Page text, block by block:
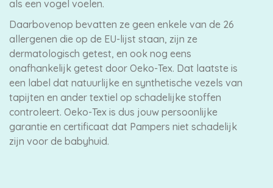
als een vogel voelen.
Daarbovenop bevatten ze geen enkele van de 26
allergenen die op de EU-lijst staan, zijn ze
dermatologisch getest, en ook nog eens
onafhankelijk getest door Oeko-Tex. Dat laatste is
een label dat natuurlijke en synthetische vezels van
tapijten en ander textiel op schadelijke stoffen
controleert. Oeko-Tex is dus jouw persoonlijke
garantie en certificaat dat Pampers niet schadelijk
zijn voor de babyhuid.